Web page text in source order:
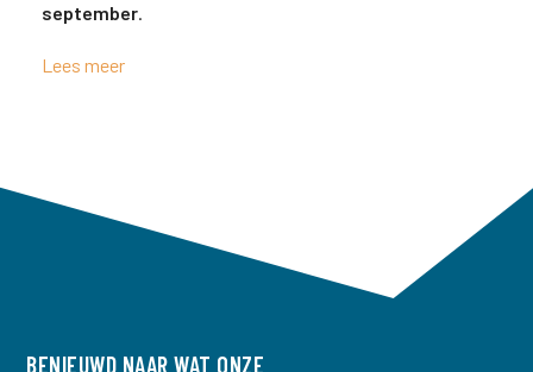
september.
Lees meer
BENIEUWD NAAR WAT ONZE